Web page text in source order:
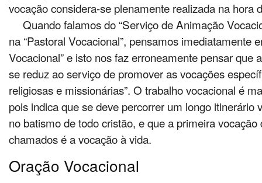
vocação considera-se plenamente realizada na hora
Quando falamos do “Serviço de Animação
na “Pastoral Vocacional”, pensamos imediatamente
Vocacional” e isto nos faz erroneamente pensar que
se reduz ao serviço de promover as vocações
religiosas e missionárias”. O trabalho vocacional é
pois indica que se deve percorrer um longo itinerário
no batismo de todo cristão, e que a primeira
chamados é a vocação à vida.
Oração Vocacional